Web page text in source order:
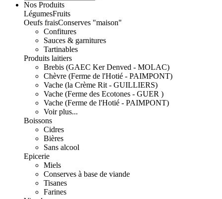
Nos Produits
LégumesFruits
Oeufs fraisConserves "maison"
Confitures
Sauces & garnitures
Tartinables
Produits laitiers
Brebis (GAEC Ker Denved - MOLAC)
Chèvre (Ferme de l'Hotié - PAIMPONT)
Vache (la Crème Rit - GUILLIERS)
Vache (Ferme des Ecotones - GUER )
Vache (Ferme de l'Hotié - PAIMPONT)
Voir plus...
Boissons
Cidres
Bières
Sans alcool
Epicerie
Miels
Conserves à base de viande
Tisanes
Farines